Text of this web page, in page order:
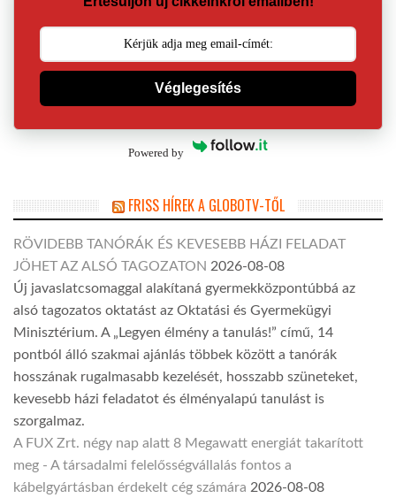
Véglegesítés
Powered by
FRISS HÍREK A GLOBOTV-TŐL
RÖVIDEBB TANÓRÁK ÉS KEVESEBB HÁZI FELADAT
JÖHET AZ ALSÓ TAGOZATON 2026-08-08
Új javaslatcsomaggal alakítaná gyermekközpontúbbá az
alsó tagozatos oktatást az Oktatási és Gyermekügyi
Minisztérium. A „Legyen élmény a tanulás!” című, 14
pontból álló szakmai ajánlás többek között a tanórák
hosszának rugalmasabb kezelését, hosszabb szüneteket,
kevesebb házi feladatot és élményalapú tanulást is
szorgalmaz.
A FUX Zrt. négy nap alatt 8 Megawatt energiát takarított
meg - A társadalmi felelősségvállalás fontos a
kábelgyártásban érdekelt cég számára 2026-08-08